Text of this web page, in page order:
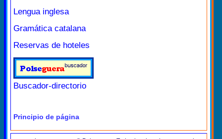
Lengua inglesa
Gramática catalana
Reservas de hoteles
Buscador-directorio
Principio de página